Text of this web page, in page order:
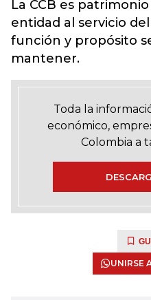
La CCB es
entidad al servicio
función y propósito
mantener.
Toda la
económico,
Colombia a
UNIRSE